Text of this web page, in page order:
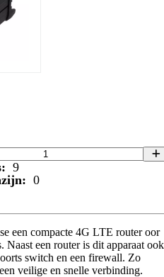
9
0
een compacte 4G LTE router oor
Naast een router is dit apparaat ook
switch en een firewall. Zo
veilige en snelle verbinding.